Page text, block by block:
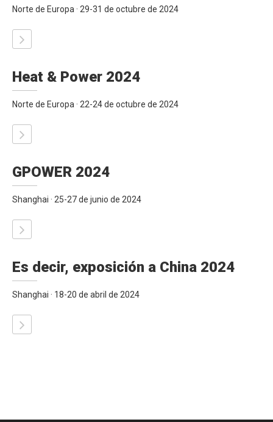
Norte de Europa · 29-31 de octubre de 2024
Heat & Power 2024
Norte de Europa · 22-24 de octubre de 2024
GPOWER 2024
Shanghai · 25-27 de junio de 2024
Es decir, exposición a China 2024
Shanghai · 18-20 de abril de 2024